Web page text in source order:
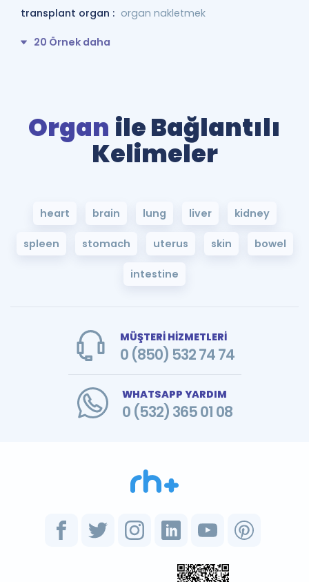
transplant organ : organ nakletmek
20 Örnek daha
Organ ile Bağlantılı
Kelimeler
heart brain lung liver kidney
spleen stomach uterus skin bowel
intestine
MÜŞTERİ HİZMETLERİ
0 (850) 532 74 74
WHATSAPP YARDIM
0 (532) 365 01 08